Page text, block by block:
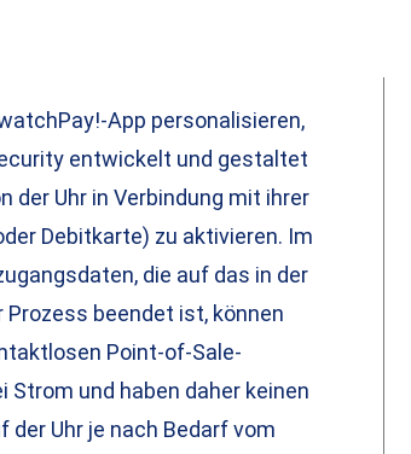
App personalisieren,
entwickelt und gestaltet
der Uhr in Verbindung mit ihrer
Debitkarte) zu aktivieren. Im
die auf das in der
beendet ist, können
Point-of-Sale-
Strom und haben daher keinen
Uhr je nach Bedarf vom